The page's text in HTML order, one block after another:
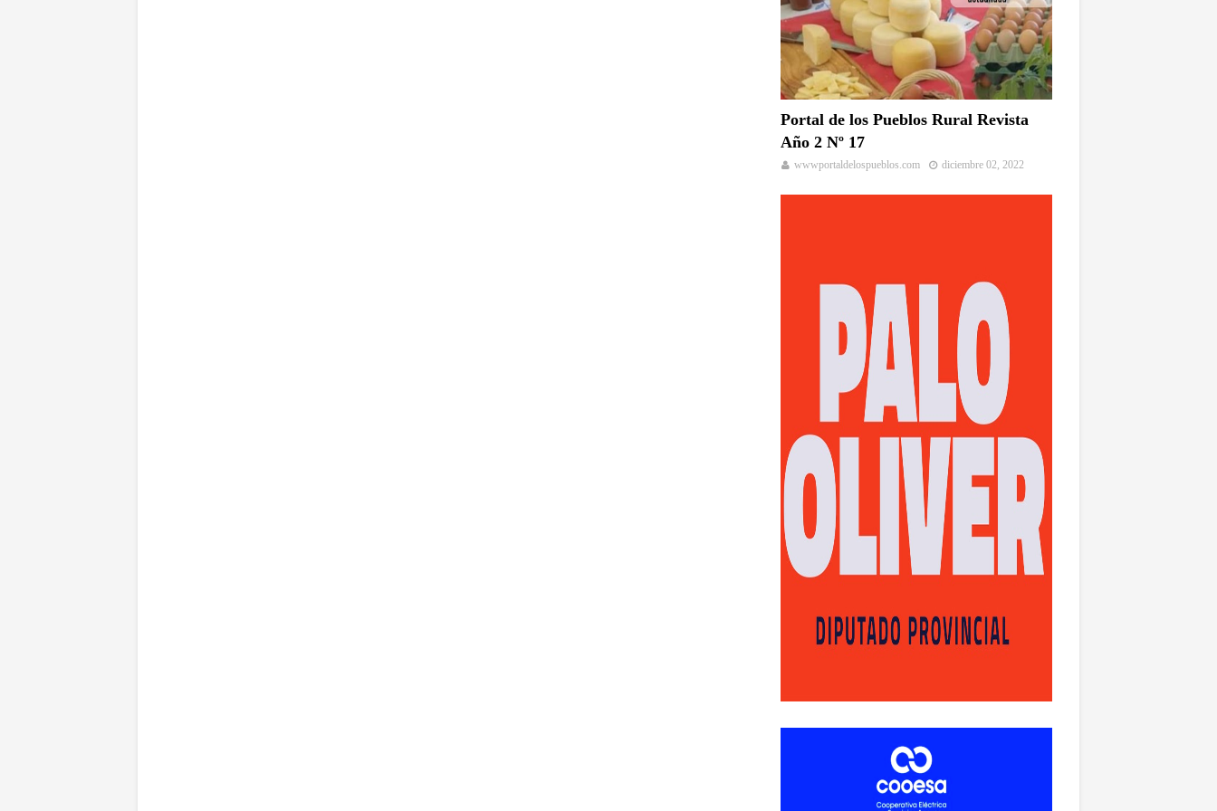
Portal de los Pueblos Rural Revista
Año 2 Nº 17
wwwportaldelospueblos.com diciembre 02, 2022